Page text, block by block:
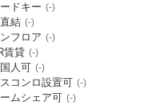
ドキー (-)
結 (-)
フロア (-)
賃貸 (-)
人可 (-)
コンロ設置可 (-)
ムシェア可 (-)